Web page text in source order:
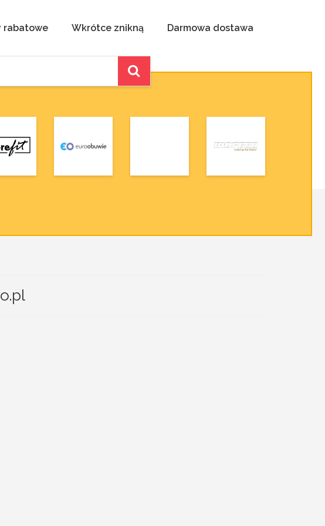
rabatowe Wkrótce znikną Darmowa dostawa